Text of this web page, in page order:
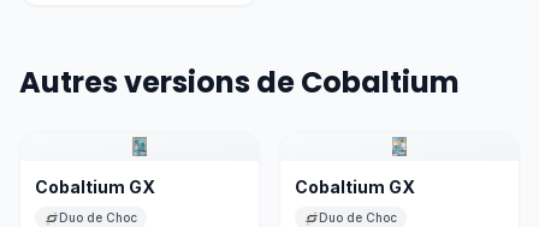
Autres versions de Cobaltium
Cobaltium GX
Duo de Choc
Cobaltium GX
Duo de Choc